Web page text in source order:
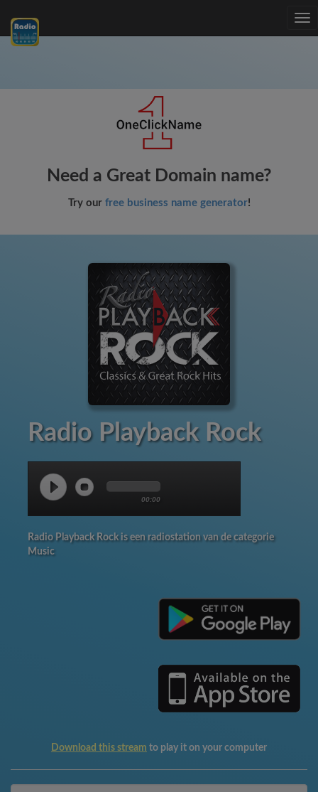
Need a Great Domain name?
Try our free business name generator!
Radio Playback Rock
00:00
Radio Playback Rock is een radiostation van de categorie
Music
Download this stream to play it on your computer